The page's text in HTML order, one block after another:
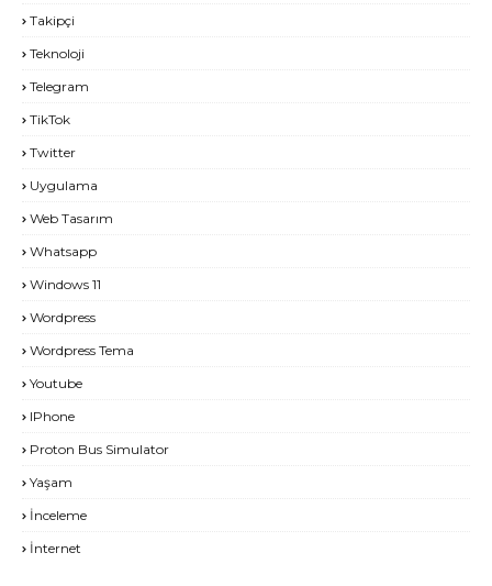
Takipçi
Teknoloji
Telegram
TikTok
Twitter
Uygulama
Web Tasarım
Whatsapp
Windows 11
Wordpress
Wordpress Tema
Youtube
IPhone
Proton Bus Simulator
Yaşam
İnceleme
İnternet